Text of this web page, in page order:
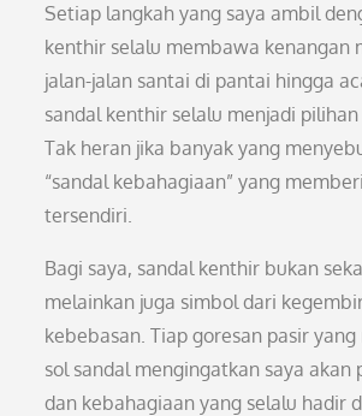
Setiap langkah yang saya ambil
kenthir selalu membawa kenangan
jalan-jalan santai di pantai hingga
sandal kenthir selalu menjadi
Tak heran jika banyak yang
“sandal kebahagiaan” yang
tersendiri.
Bagi saya, sandal kenthir bukan
melainkan juga simbol dari
kebebasan. Tiap goresan pasir
sol sandal mengingatkan saya akan
dan kebahagiaan yang selalu hadir